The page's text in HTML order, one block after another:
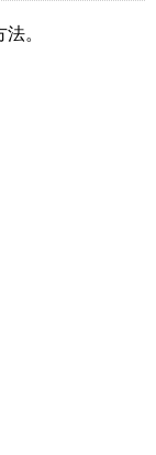
。